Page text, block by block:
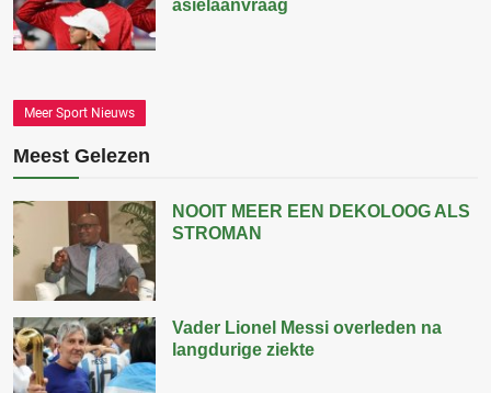
asielaanvraag
Meer Sport Nieuws
Meest Gelezen
NOOIT MEER EEN DEKOLOOG ALS
STROMAN
Vader Lionel Messi overleden na
langdurige ziekte